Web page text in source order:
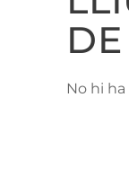
No hi